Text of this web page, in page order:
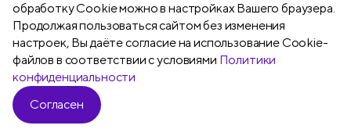
обработку Cookie можно в настройках Вашего браузера.
Продолжая пользоваться сайтом без изменения
настроек, Вы даёте согласие на использование Cookie-
файлов в соответствии с условиями Политики
конфиденциальности
Согласен